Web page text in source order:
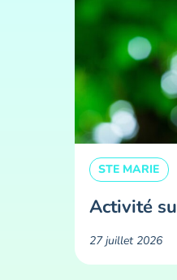
STE MARIE
Activité
27 juillet 2026